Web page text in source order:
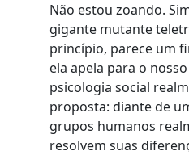
Não estou zoando.
gigante mutante
princípio, parece um
ela apela para o
psicologia social
proposta: diante de
grupos humanos
resolvem suas